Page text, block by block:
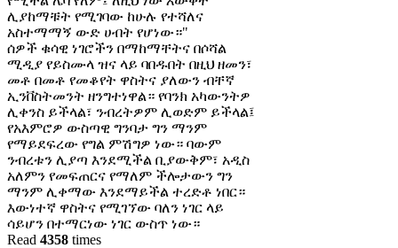
ሊያከማቹት የሚገባው ከሁሉ የተሻለና
አስተማማኝ ውድ ሀብት የሆነው።"
ሰዎች ቁሳዊ ነገሮችን በማከማቸትና በሶሻል
ሚዲያ የይስሙላ ዝና ላይ ባበዱበት በዚህ ዘመን፣
መቶ በመቶ የመቆየት ዋስትና ያለውን ብቸኛ
ኢንቨስትመንት ዘንግተነዋል። የባንክ አካውንትዎ
ሊቀንስ ይችላል፣ ንብረትዎም ሊወድም ይችላል፤
የአእምሮዎ ውስጣዊ ግንባታ ግን ማንም
የማይደፍረው የግል ምሽግዎ ነው። ባውም
ንብረቱን ሊያጣ እንደሚችል ቢያውቅም፣ አዲስ
አለምን የመፍጠርና የማለም ችሎታውን ግን
ማንም ሊቀማው እንደማይችል ተረድቶ ነበር።
እውነተኛ ዋስትና የሚገኘው ባለን ነገር ላይ
ሳይሆን በተማርነው ነገር ውስጥ ነው።
Read 4358 times